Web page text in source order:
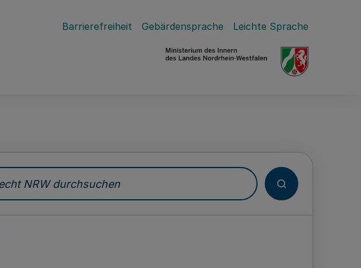
Barrierefreiheit Gebärdensprache Leichte Sprache
NRW durchsuchen